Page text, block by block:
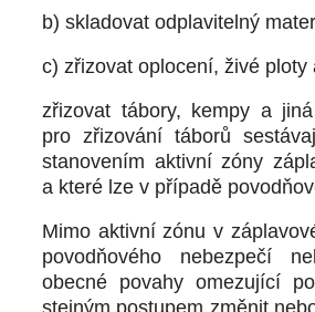
b) skladovat odplavitelný
c) zřizovat oplocení, živé
zřizovat tábory, kempy a
pro zřizování táborů
stanovením aktivní zóny
a které lze v případě
Mimo aktivní zónu v
povodňového nebezpečí
obecné povahy omezující
stejným postupem změnit